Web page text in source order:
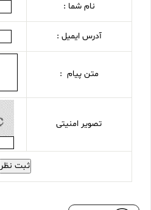
نام شما :
آدرس ایمیل :
متن پیام :
تصویر امنیتی
ثبت نظر